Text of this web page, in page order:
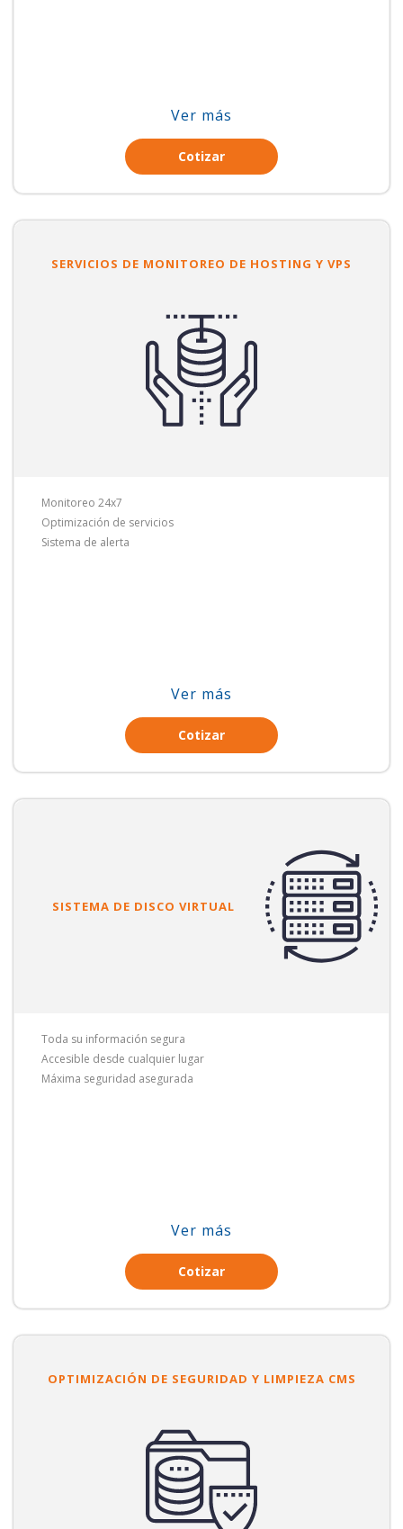
Ver más
Cotizar
SERVICIOS DE MONITOREO DE HOSTING Y VPS
Monitoreo 24x7
Optimización de servicios
Sistema de alerta
Ver más
Cotizar
SISTEMA DE DISCO VIRTUAL
Toda su información segura
Accesible desde cualquier lugar
Máxima seguridad asegurada
Ver más
Cotizar
OPTIMIZACIÓN DE SEGURIDAD Y LIMPIEZA CMS